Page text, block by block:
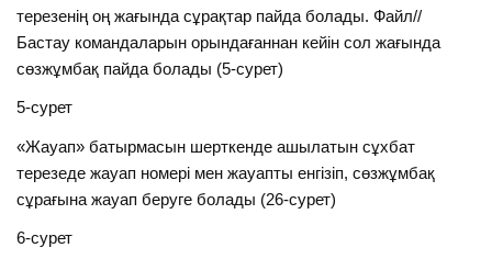
терезенің оң жағында сұрақтар пайда болады. Файл//
Бастау командаларын орындағаннан кейін сол жағында
сөзжұмбақ пайда болады (5-сурет)
5-сурет
«Жауап» батырмасын шерткенде ашылатын сұхбат
терезеде жауап номері мен жауапты енгізіп, сөзжұмбақ
сұрағына жауап беруге болады (26-сурет)
6-сурет